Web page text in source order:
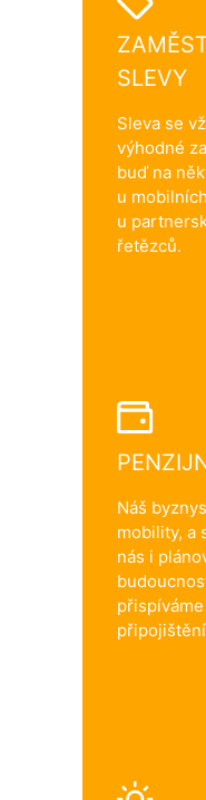
SLEVY
Sleva se
výhodné
buď na
u
u
řetězců.
Náš
mobility, a
nás i